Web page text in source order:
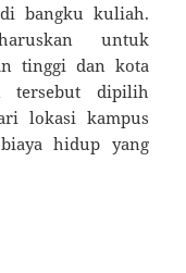
bangku kuliah.
untuk
tinggi dan kota
tersebut dipilih
lokasi kampus
hidup yang